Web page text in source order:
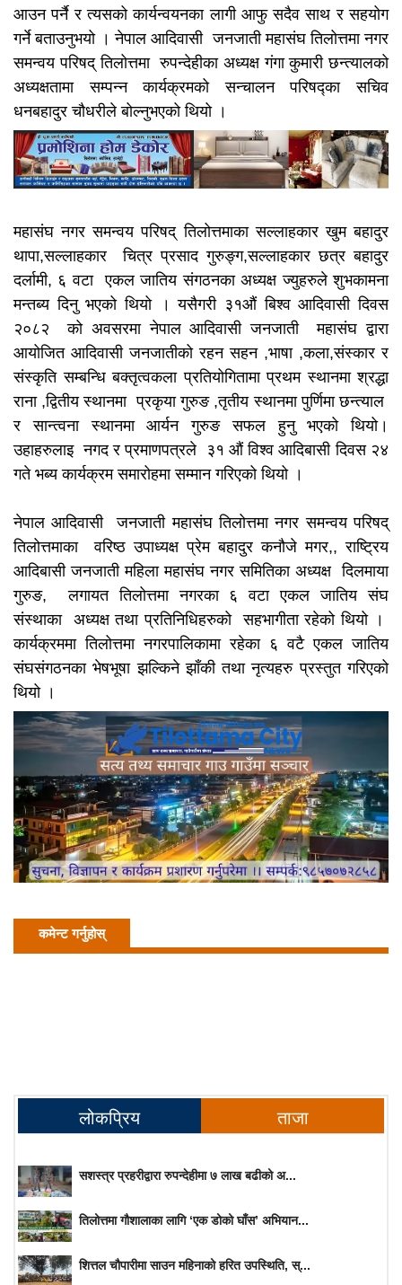
आउन पर्नै र त्यसको कार्यन्वयनका लागी आफु सदैव साथ र सहयोग
गर्ने बताउनुभयो । नेपाल आदिवासी जनजाती महासंघ तिलोत्तमा नगर
समन्वय परिषद् तिलोत्तमा रुपन्देहीका अध्यक्ष गंगा कुमारी छन्त्यालको
अध्यक्षतामा सम्पन्न कार्यक्रमको सन्चालन परिषद्का सचिव
धनबहादुर चौधरीले बोल्नुभएको थियो ।
महासंघ नगर समन्वय परिषद् तिलोत्तमाका सल्लाहकार खुम बहादुर
थापा,सल्लाहकार चित्र प्रसाद गुरुङ्ग,सल्लाहकार छत्र बहादुर
दर्लामी, ६ वटा एकल जातिय संगठनका अध्यक्ष ज्युहरुले शुभकामना
मन्तब्य दिनु भएको थियो । यसैगरी ३१औं बिश्व आदिवासी दिवस
२०८२ को अवसरमा नेपाल आदिवासी जनजाती महासंघ द्वारा
आयोजित आदिवासी जनजातीको रहन सहन ,भाषा ,कला,संस्कार र
संस्कृति सम्बन्धि बक्तृत्वकला प्रतियोगितामा प्रथम स्थानमा श्रद्धा
राना ,द्वितीय स्थानमा प्रकृया गुरुङ ,तृतीय स्थानमा पुर्णिमा छन्त्याल
र सान्त्वना स्थानमा आर्यन गुरुङ सफल हुनु भएको थियो।
उहाहरुलाइ नगद र प्रमाणपत्रले ३१ औं विश्व आदिबासी दिवस २४
गते भब्य कार्यक्रम समारोहमा सम्मान गरिएको थियो ।
नेपाल आदिवासी जनजाती महासंघ तिलोत्तमा नगर समन्वय परिषद्
तिलोत्तमाका वरिष्ठ उपाध्यक्ष प्रेम बहादुर कनौजे मगर,, राष्ट्रिय
आदिबासी जनजाती महिला महासंघ नगर समितिका अध्यक्ष दिलमाया
गुरुङ, लगायत तिलोत्तमा नगरका ६ वटा एकल जातिय संघ
संस्थाका अध्यक्ष तथा प्रतिनिधिहरुको सहभागीता रहेको थियो ।
कार्यक्रममा तिलोत्तमा नगरपालिकामा रहेका ६ वटै एकल जातिय
संघसंगठनका भेषभूषा झल्किने झाँकी तथा नृत्यहरु प्रस्तुत गरिएको
थियो ।
कमेन्ट गर्नुहोस्
लोकप्रिय ताजा
सशस्त्र प्रहरीद्वारा रुपन्देहीमा ७ लाख बढीको अ...
तिलोत्तमा गौशालाका लागि ‘एक डोको घाँस’ अभियान...
शित्तल चौपारीमा साउन महिनाको हरित उपस्थिति, स्...